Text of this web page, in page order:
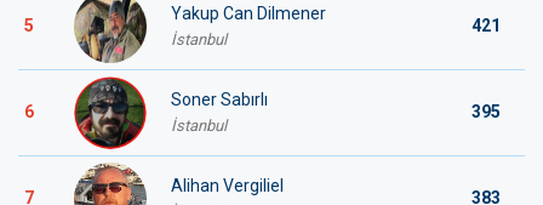
5
Yakup Can Dilmener
İstanbul
421
6
Soner Sabırlı
İstanbul
395
7
Alihan Vergiliel
383